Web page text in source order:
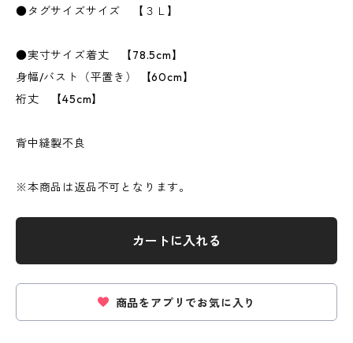
●タグサイズサイズ 【３Ｌ】
●実寸サイズ着丈 【78.5cm】
身幅/バスト（平置き） 【60cm】
裄丈 【45cm】
背中縫製不良
※本商品は返品不可となります。
カートに入れる
商品をアプリでお気に入り